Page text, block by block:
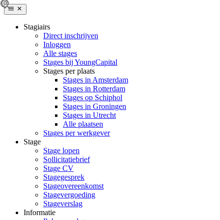
Stagiairs
Direct inschrijven
Inloggen
Alle stages
Stages bij YoungCapital
Stages per plaats
Stages in Amsterdam
Stages in Rotterdam
Stages op Schiphol
Stages in Groningen
Stages in Utrecht
Alle plaatsen
Stages per werkgever
Stage
Stage lopen
Sollicitatiebrief
Stage CV
Stagegesprek
Stageovereenkomst
Stagevergoeding
Stageverslag
Informatie